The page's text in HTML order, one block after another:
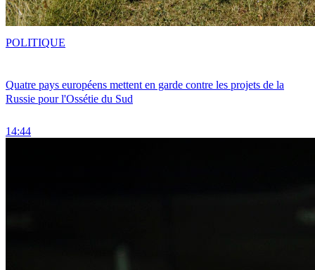
Quatre pays européens mettent en garde contre les projets de la
Russie pour l'Ossétie du Sud
14:44
POLITIQUE